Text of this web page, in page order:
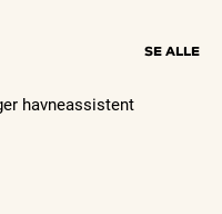
SE ALLE
havneassistent